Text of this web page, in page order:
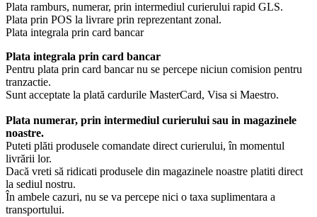
Plata ramburs, numerar, prin intermediul curierului rapid GLS.
Plata prin POS la livrare prin reprezentant zonal.
Plata integrala prin card bancar
Plata integrala prin card bancar
Pentru plata prin card bancar nu se percepe niciun comision pentru
tranzactie.
Sunt acceptate la plată cardurile MasterCard, Visa si Maestro.
Plata numerar, prin intermediul curierului sau in magazinele
noastre.
Puteti plăti produsele comandate direct curierului, în momentul
livrării lor.
Dacă vreti să ridicati produsele din magazinele noastre platiti direct
la sediul nostru.
În ambele cazuri, nu se va percepe nici o taxa suplimentara a
transportului.